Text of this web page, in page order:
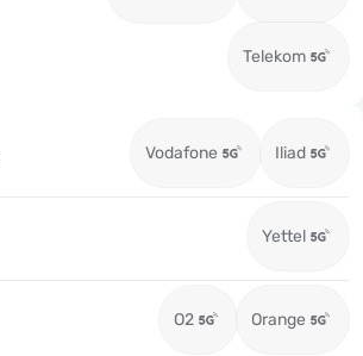
Telekom
Vodafone Iliad
Yettel
O2 Orange